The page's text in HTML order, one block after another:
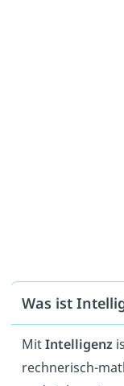
Was ist
MitIntelligenz
rechnerisch-